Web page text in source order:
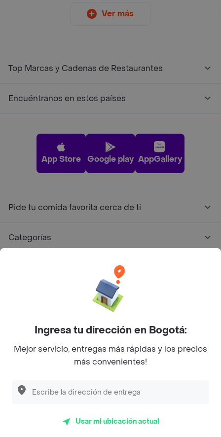
Ver más
Top Marcas y Cadenas de Restaurantes
Encuéntranos en estos países
App Store Google play AppGallery
Pide tu comida favorita cerca de ti
Categorías
Facebook
Twitter
Instagram
©2026Rappi Inc. All rights reserved.
Ingresa tu dirección en Bogotá:
Mejor servicio, entregas más rápidas y los precios
más convenientes!
Usar mi ubicación actual